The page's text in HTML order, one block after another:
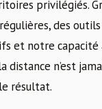
privilégiés.
des
et notre capacité
distance n’est
résultat.